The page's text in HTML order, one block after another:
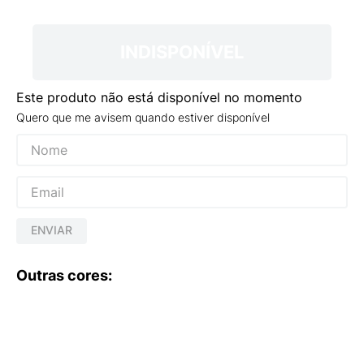
Este produto não está disponível no momento
Quero que me avisem quando estiver disponível
ENVIAR
Outras cores: